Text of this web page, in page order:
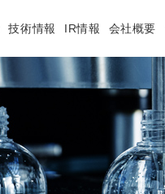
技術情報 IR情報 会社概要